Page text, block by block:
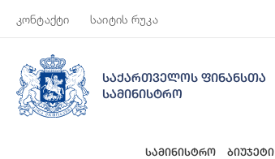
კონტაქტი საიტის რუკა
საქართველოს ფინანსთა
სამინისტრო
სამინისტრო ბიუჯეტი